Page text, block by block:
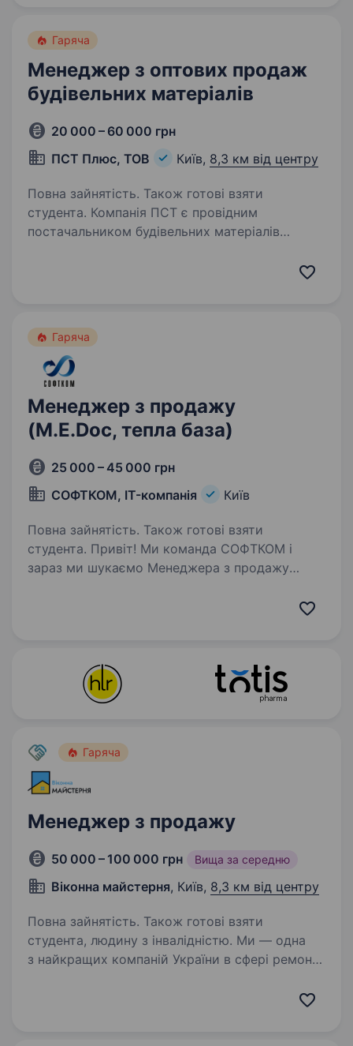
Ми поруч, коли людині потрібна…
Гаряча
Менеджер з оптових продаж
будівельних матеріалів
20 000 – 60 000 грн
ПСТ Плюс, ТОВ
Київ, 8,3 км від центру
Повна зайнятість. Також готові взяти
студента. Компанія ПСТ є провідним
постачальником будівельних матеріалів
Гаряча
Менеджер з продажу
(M.E.Doc, тепла база)
25 000 – 45 000 грн
СОФТКОМ, IT-компанія
Київ
Повна зайнятість. Також готові взяти
студента. Привіт! Ми команда СОФТКОМ і
зараз ми шукаємо Менеджера з продажу
спілкування, вміє слухати, вести переговори,
Гаряча
Менеджер з продажу
50 000 – 100 000 грн Вища за середню
Віконна майстерня, Київ, 8,3 км від центру
Повна зайнятість. Також готові взяти
студента, людину з інвалідністю. Ми — одна
з найкращих компаній України в сфері ремонту
Ми працюємо на ринку вже 10 років і успішно